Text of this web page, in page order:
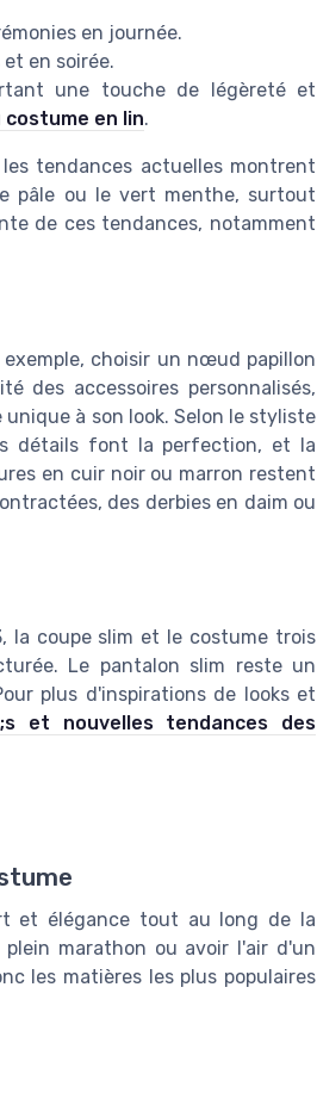
en journée.
en soirée.
une touche de légèreté et
en lin.
tendances actuelles montrent
pâle ou le vert menthe, surtout
de ces tendances, notamment
choisir un nœud papillon
des accessoires personnalisés,
à son look. Selon le styliste
détails font la perfection, et la
en cuir noir ou marron restent
des derbies en daim ou
la coupe slim et le costume trois
Le pantalon slim reste un
plus d'inspirations de looks et
et nouvelles tendances des
et élégance tout au long de la
marathon ou avoir l'air d'un
les matières les plus populaires